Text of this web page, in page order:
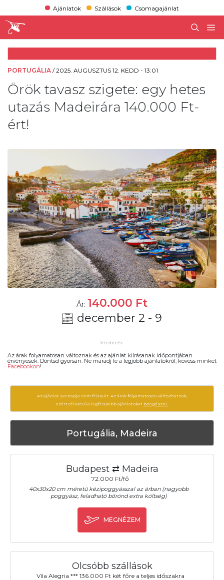
Ajánlatok Szállások Csomagajánlat
PORTUGÁLIA /2025. AUGUSZTUS 12. KEDD - 13:01
Örök tavasz szigete: egy hetes
utazás Madeirára 140.000 Ft-
ért!
Ár: 140.000 Ft
december 2 - 9
Az árak folyamatosan változnak és az ajánlat kiírásanak időpontjában
érvényesek. Döntsd gyorsan. Ne maradj le a legjobb ajánlatokról, kövess minket
Facebookon!
Az ajánlat 359 napja nem frissült. Az árak folyamatosan változhatnak,
ezért célszerű a legfrissebb ajánlatokat böngészni.
Portugália, Madeira
Budapest ⇄ Madeira
72.000 Ft/fő
40x30x20 cm méretű kézipoggyásszal az árban (nagyobb
poggyász, feladható bőrönd extra költség)
MEGNÉZEM
Olcsóbb szállások
Vila Alegria *** 136.000 Ft két főre a teljes időszakra